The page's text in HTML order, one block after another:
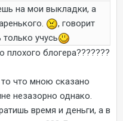
на мои выкладки, а
, говорит
учусь
плохого блогера???????
что мною сказано
незазорно однако.
время и деньги, а в